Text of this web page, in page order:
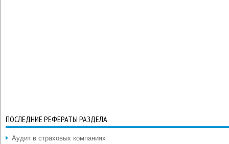
ПОСЛЕДНИЕ РЕФЕРАТЫ РАЗДЕЛА
Аудит в страховых компаниях